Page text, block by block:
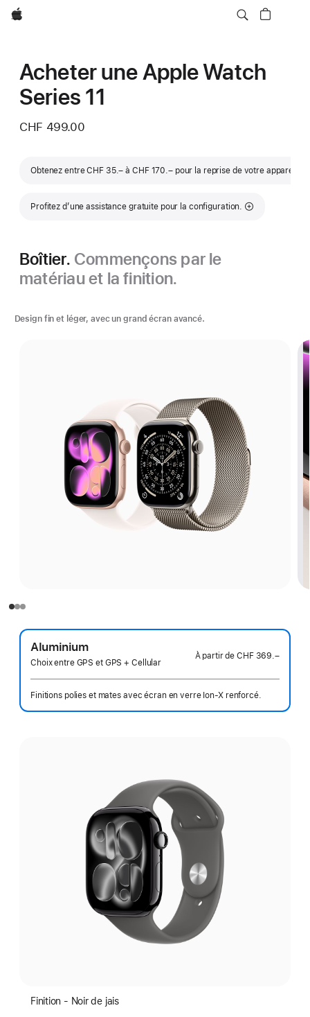
Apple
Acheter une Apple Watch
Series 11
CHF 499.00
Obtenez entre CHF 35.– à CHF 170.– pour la reprise de votre appareil
Profitez d’une assistance gratuite pour la configuration.
Boîtier. Commençons par le
matériau et la finition.
Design fin et léger, avec un grand écran avancé.
Aluminium
Choix entre GPS et GPS + Cellular
À partir deCHF 369.–
Finitions polies et mates avec écran en verre Ion‑X renforcé.
Finition - Noir de jais